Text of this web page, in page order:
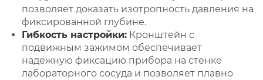
позволяет доказать изотропность давления на
фиксированной глубине.
Гибкость настройки: Кронштейн с
подвижным зажимом обеспечивает
надежную фиксацию прибора на стенке
лабораторного сосуда и позволяет плавно